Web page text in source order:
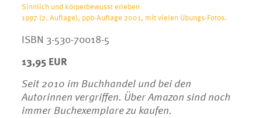
Sinnlich und körperbewusst erleben
1997 (2. Auflage), ppb-Auflage 2001, mit vielen Übungs-Fotos.
ISBN 3-530-70018-5
13,95 EUR
Seit 2010 im Buchhandel und bei den
Autorinnen vergriffen. Über Amazon sind noch
immer Buchexemplare zu kaufen.